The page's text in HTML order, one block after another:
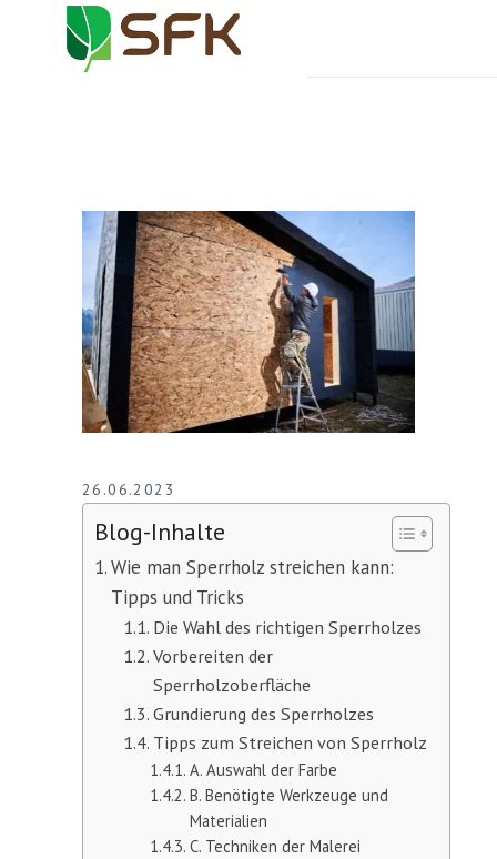
26.06.2023
Blog-Inhalte
Wie man Sperrholz streichen kann:
Tipps und Tricks
Die Wahl des richtigen Sperrholzes
Vorbereiten der
Sperrholzoberfläche
Grundierung des Sperrholzes
Tipps zum Streichen von Sperrholz
A. Auswahl der Farbe
B. Benötigte Werkzeuge und
Materialien
C. Techniken der Malerei